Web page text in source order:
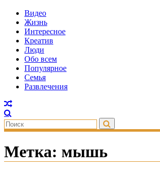
Видео
Жизнь
Интересное
Креатив
Люди
Обо всем
Популярное
Семья
Развлечения
Метка: мышь